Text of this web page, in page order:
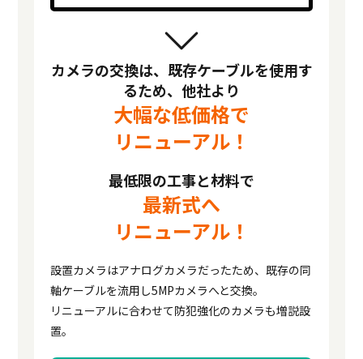
カメラの交換は、既存ケーブルを使用す
るため、他社より
大幅な低価格で
リニューアル！
最低限の工事と材料で
最新式へ
リニューアル！
設置カメラはアナログカメラだったため、既存の同
軸ケーブルを流用し5MPカメラへと交換。
リニューアルに合わせて防犯強化のカメラも増説設
置。